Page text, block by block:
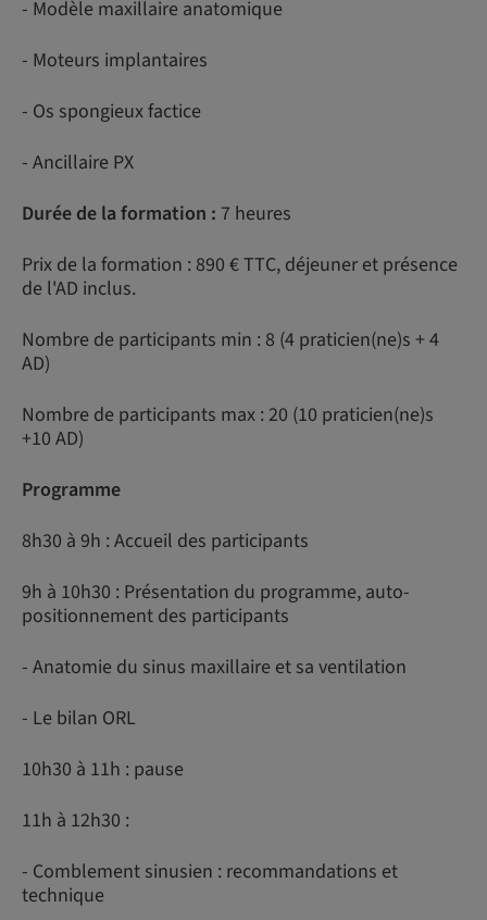
- Modèle maxillaire anatomique
- Moteurs implantaires
- Os spongieux factice
- Ancillaire PX
Durée de la formation : 7 heures
Prix de la formation : 890 € TTC, déjeuner et présence
de l'AD inclus.
Nombre de participants min : 8 (4 praticien(ne)s + 4
AD)
Nombre de participants max : 20 (10 praticien(ne)s
+10 AD)
Programme
8h30 à 9h : Accueil des participants
9h à 10h30 : Présentation du programme, auto-
positionnement des participants
- Anatomie du sinus maxillaire et sa ventilation
- Le bilan ORL
10h30 à 11h : pause
11h à 12h30 :
- Comblement sinusien : recommandations et
technique